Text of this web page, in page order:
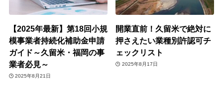
【2025年最新】第18回小規
模事業者持続化補助金申請
ガイド～久留米・福岡の事
業者必見～
2025年8月21日
開業直前！久留米で絶対に
押さえたい業種別許認可チ
ェックリスト
2025年8月17日